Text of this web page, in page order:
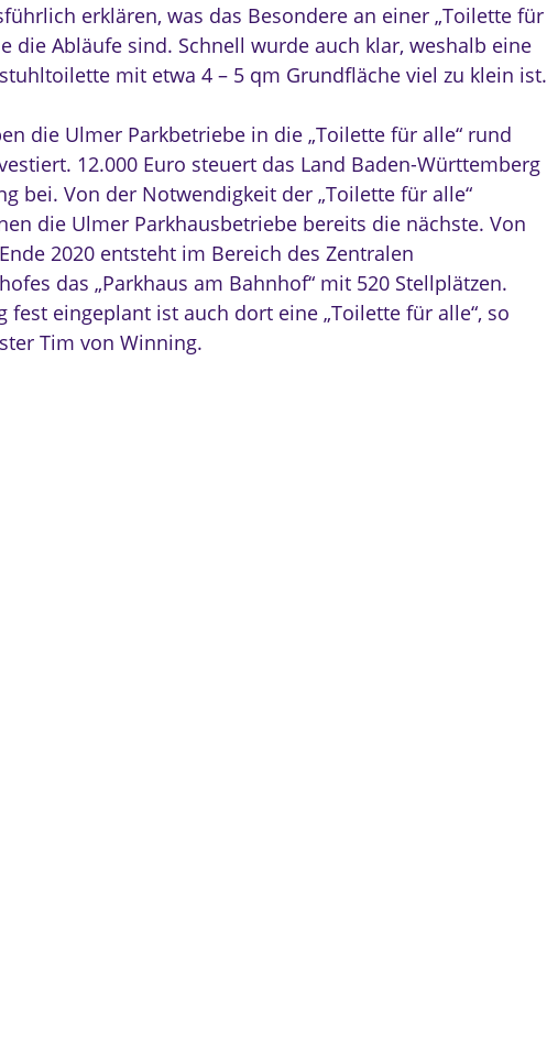
erklären, was das Besondere an einer „Toilette für
die Abläufe sind. Schnell wurde auch klar, weshalb eine
mit etwa 4 – 5 qm Grundfläche viel zu klein ist.
die Ulmer Parkbetriebe in die „Toilette für alle“ rund
12.000 Euro steuert das Land Baden-Württemberg
bei. Von der Notwendigkeit der „Toilette für alle“
die Ulmer Parkhausbetriebe bereits die nächste. Von
2020 entsteht im Bereich des Zentralen
das „Parkhaus am Bahnhof“ mit 520 Stellplätzen.
fest eingeplant ist auch dort eine „Toilette für alle“, so
Tim von Winning.